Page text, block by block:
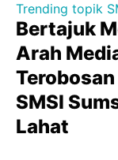
Trending topik
Bertajuk
Arah
SMSI
Lahat